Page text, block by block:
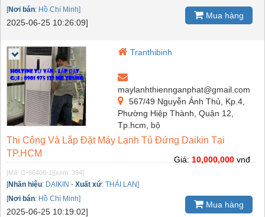
[Nơi bán: Hồ Chí Minh]
2025-06-25 10:26:09]
Mua hàng
Tranthibinh
maylanhthiennganphat@gmail.com
567/49 Nguyễn Ảnh Thủ, Kp.4,
Phường Hiệp Thành, Quận 12,
Tp.hcm, bộ
Thi Công Và Lắp Đặt Máy Lạnh Tủ Đứng Daikin Tại
TP.HCM
[Mã: G-66408-1][xem: 394]
[Nhãn hiệu: DAIKIN - Xuất xứ: THÁI LAN]
[Nơi bán: Hồ Chí Minh]
2025-06-25 10:19:02]
Giá: 10,000,000 vnđ
Mua hàng